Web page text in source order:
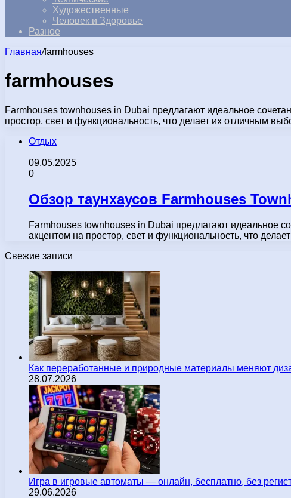
Художественные
Человек и Здоровье
Разное
Главная/farmhouses
farmhouses
Farmhouses townhouses in Dubai предлагают идеальное
простор, свет и функциональность, что делает их отличным
Отдых
09.05.2025
0
Обзор таунхаусов Farmhouses
Farmhouses townhouses in Dubai предлагают идеальное
акцентом на простор, свет и функциональность, что
Свежие записи
Как переработанные и природные материалы меняют
28.07.2026
Игра в игровые автоматы — онлайн, бесплатно, без
29.06.2026